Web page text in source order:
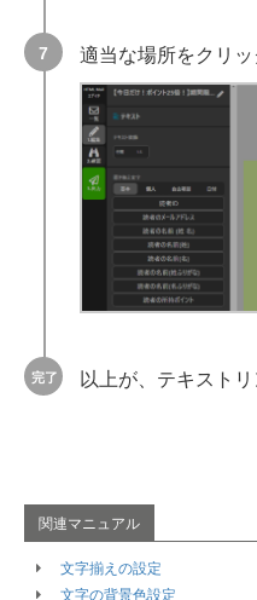
適当な場所をクリッ
以上が、テキスト
文字揃えの設定
文字の背景色設定